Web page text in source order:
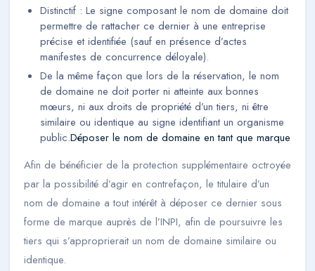
Distinctif : Le signe composant le nom de domaine doit
permettre de rattacher ce dernier à une entreprise
précise et identifiée (sauf en présence d’actes
manifestes de concurrence déloyale).
De la même façon que lors de la réservation, le nom
de domaine ne doit porter ni atteinte aux bonnes
mœurs, ni aux droits de propriété d’un tiers, ni être
similaire ou identique au signe identifiant un organisme
public.Déposer le nom de domaine en tant que marque
Afin de bénéficier de la protection supplémentaire octroyée
par la possibilité d’agir en contrefaçon, le titulaire d’un
nom de domaine a tout intérêt à déposer ce dernier sous
forme de marque auprès de l’INPI, afin de poursuivre les
tiers qui s’approprierait un nom de domaine similaire ou
identique.